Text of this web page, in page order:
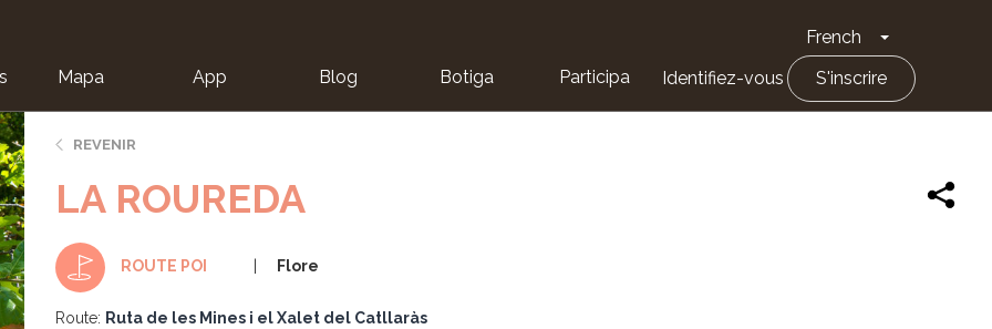
French Toggle
Mapa App Blog Botiga Participa Identifiez-vous S'inscrire
REVENIR
LA ROUREDA
ROUTE POI Flore
Route: Ruta de les Mines i el Xalet del Catllaràs